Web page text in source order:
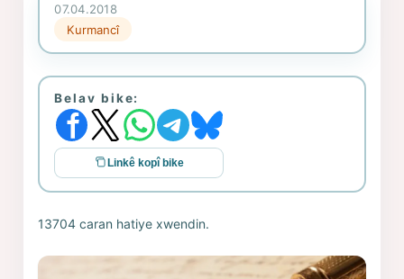
07.04.2018
Kurmancî
Belav bike:
Linkê kopî bike
13704 caran hatiye xwendin.